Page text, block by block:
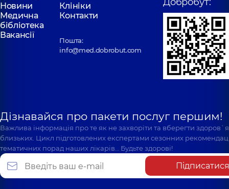
Новини
Клініки
Медична
бібліотека
Контакти
Вакансії
Пошта:
info@med.dobrobut.com
Дізнавайся про пакети послуг першим!
Важлива інформація про те як не захворіти та вберегти
близьких. Цикл підготовлених експертами сезонних
тематичних порад наших лікарів… Будьте здорові!
Підписатися